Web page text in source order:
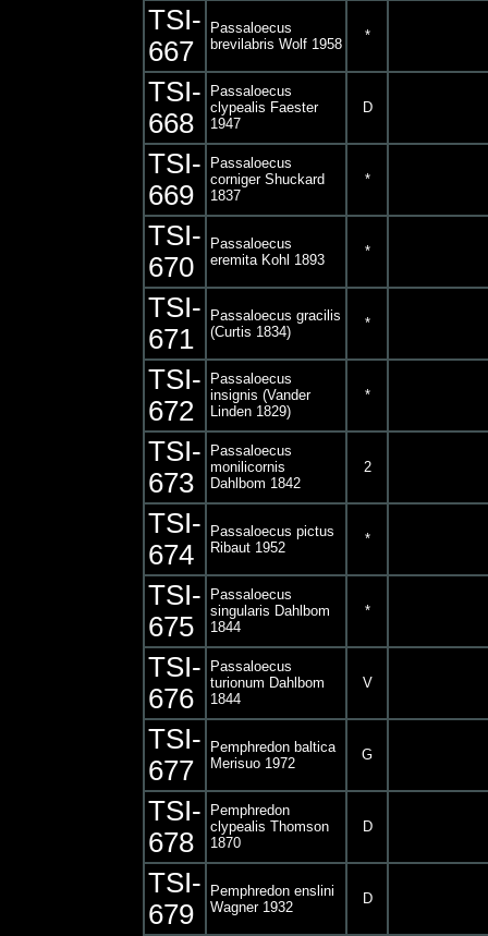
TSI-
667
Passaloecus
brevilabris Wolf 1958
*
TSI-
668
Passaloecus
clypealis Faester
1947
D
TSI-
669
Passaloecus
corniger Shuckard
1837
*
TSI-
670
Passaloecus
eremita Kohl 1893
*
TSI-
671
Passaloecus gracilis
(Curtis 1834)
*
TSI-
672
Passaloecus
insignis (Vander
Linden 1829)
*
TSI-
673
Passaloecus
monilicornis
Dahlbom 1842
2
TSI-
674
Passaloecus pictus
Ribaut 1952
*
TSI-
675
Passaloecus
singularis Dahlbom
1844
*
TSI-
676
Passaloecus
turionum Dahlbom
1844
V
TSI-
677
Pemphredon baltica
Merisuo 1972
G
TSI-
678
Pemphredon
clypealis Thomson
1870
D
TSI-
679
Pemphredon enslini
Wagner 1932
D